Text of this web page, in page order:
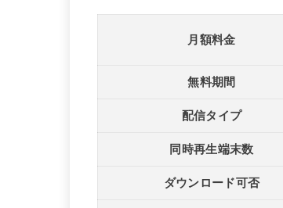
月額料金
無料期間
配信タイプ
同時再生端末数
ダウンロード可否